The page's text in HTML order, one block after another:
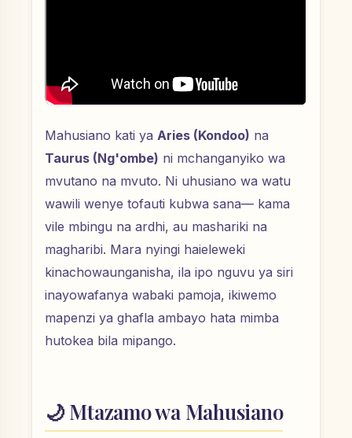
Mahusiano kati ya Aries (Kondoo) na
Taurus (Ng'ombe) ni mchanganyiko wa
mvutano na mvuto. Ni uhusiano wa watu
wawili wenye tofauti kubwa sana— kama
vile mbingu na ardhi, au mashariki na
magharibi. Mara nyingi haieleweki
kinachowaunganisha, ila ipo nguvu ya siri
inayowafanya wabaki pamoja, ikiwemo
mapenzi ya ghafla ambayo hata mimba
hutokea bila mipango.
🌙 Mtazamo wa Mahusiano